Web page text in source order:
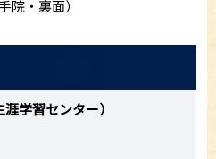
院・裏面）
学習センター）